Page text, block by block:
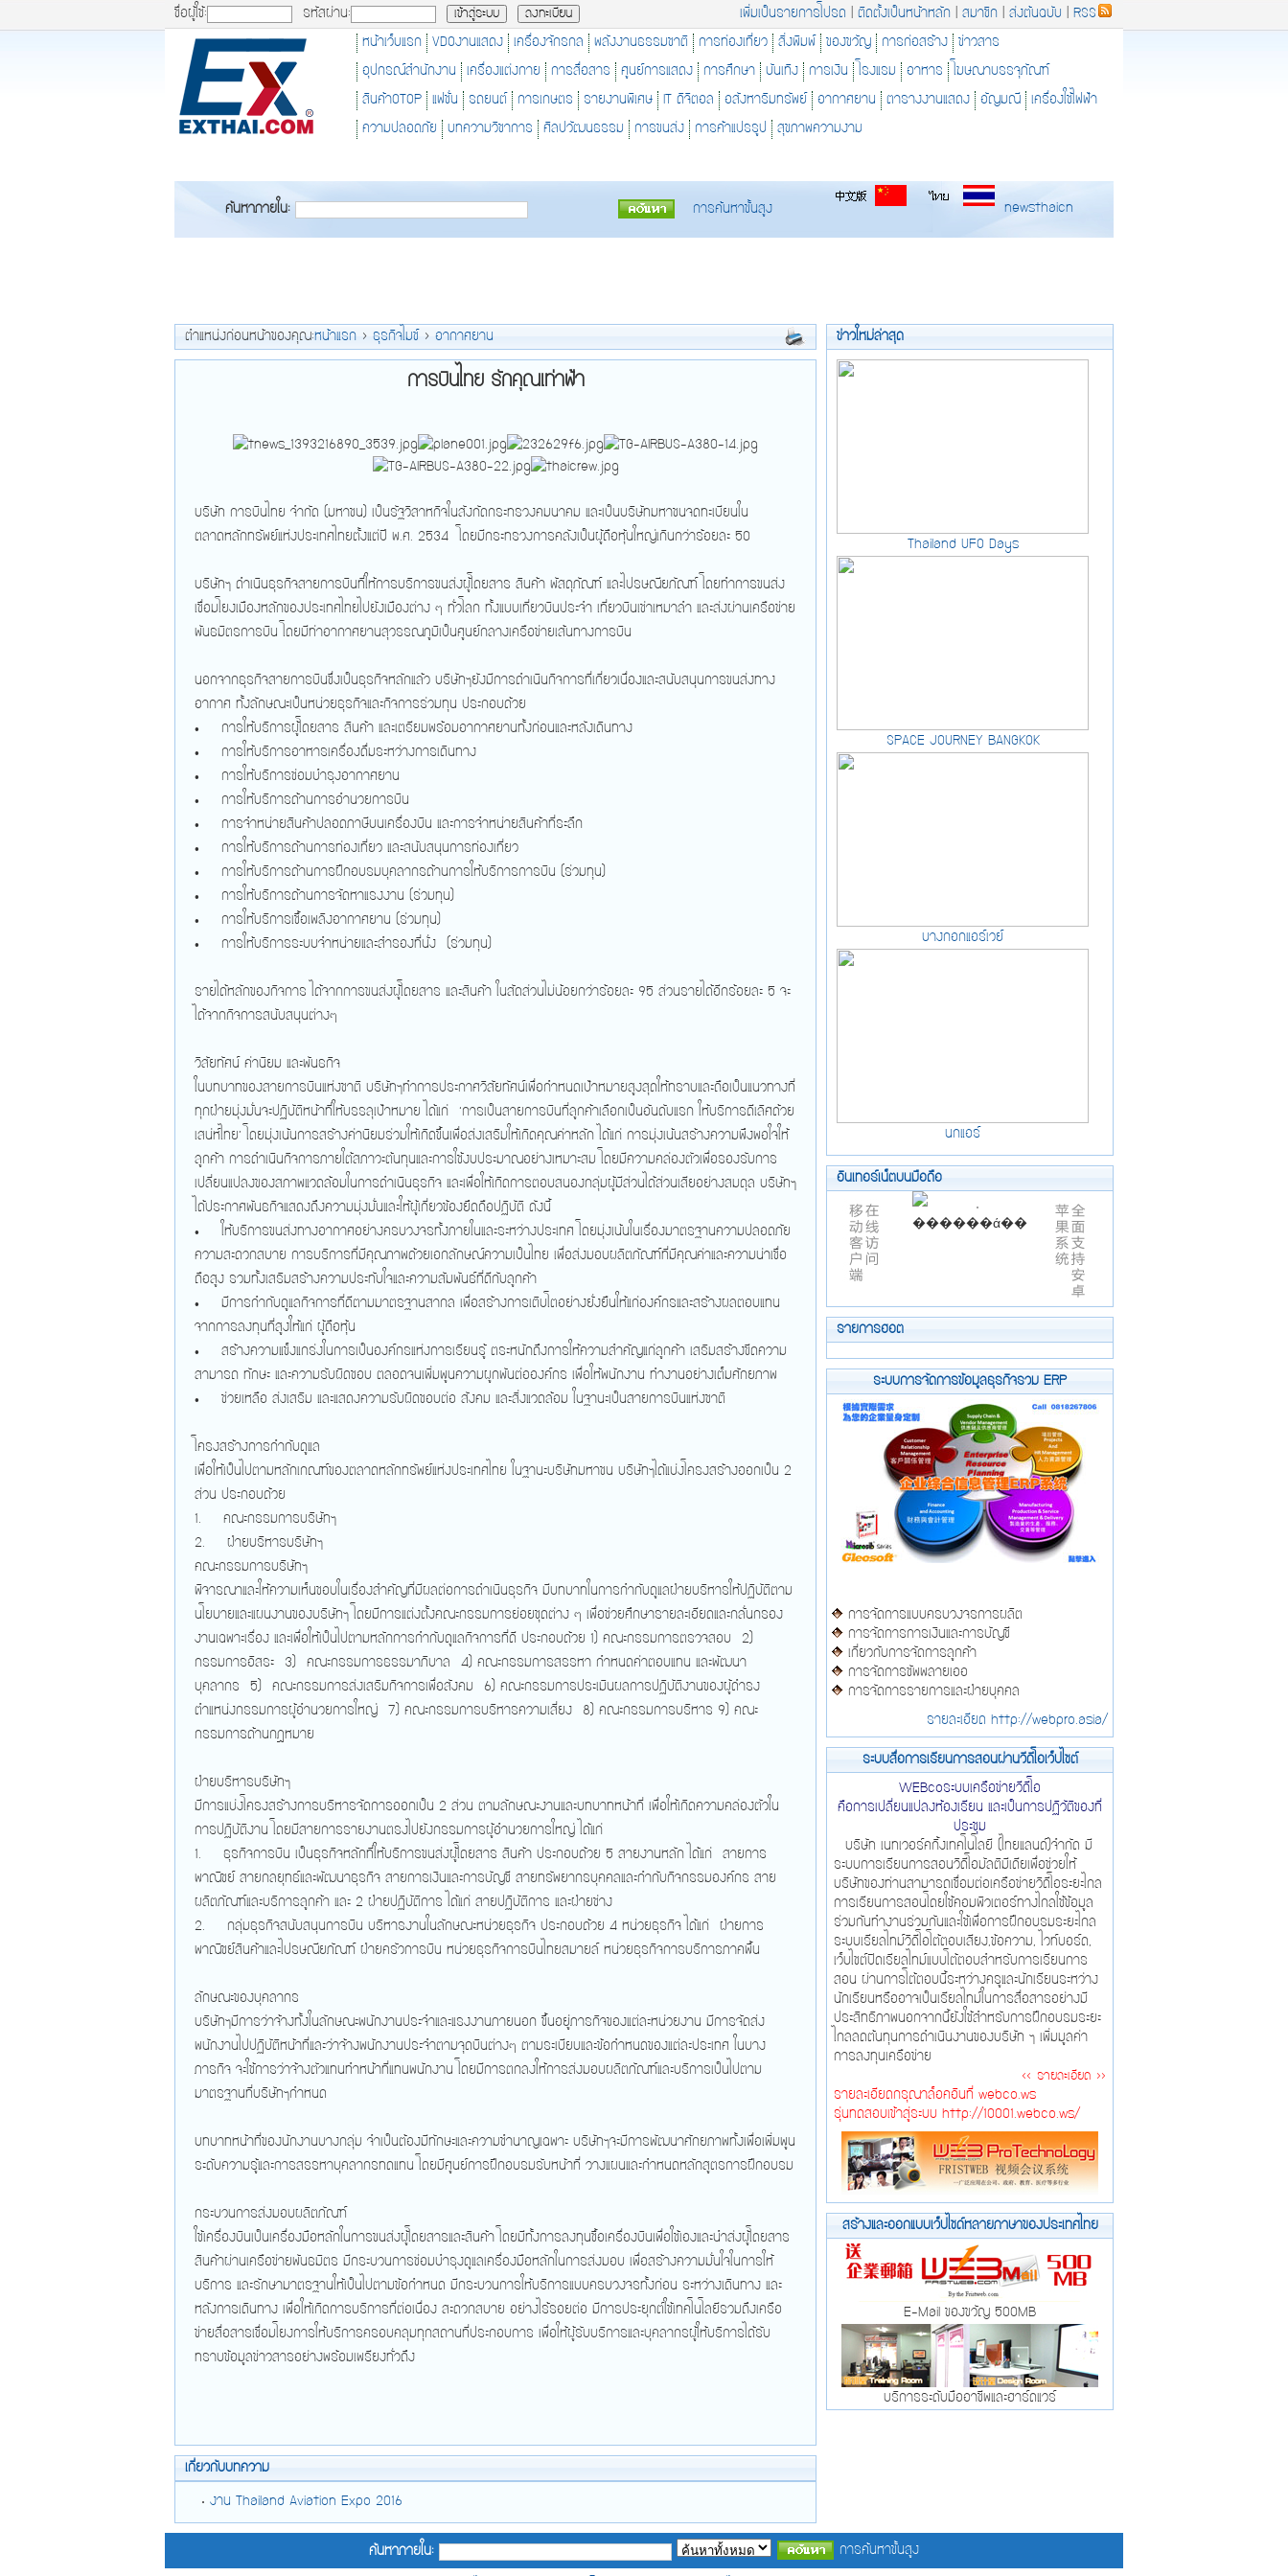
ชื่อผู้ใช้: รหัสผ่าน: เพิ่มเป็นรายการโปรด ติดตั้งเป็นหน้าหลัก สมาชิก ส่งต้นฉบับ RSS
หน้าเว็บแรก VDOงานแสดง เครื่องจักรกล พลังงานธรรมชาติ การท่องเที่ยว สิ่งพิมพ์ ของขวัญ การก่อสร้าง ข่าวสาร
อุปกรณ์สำนักงาน เครื่องแต่งกาย การสื่อสาร ศูนย์การแสดง การศึกษา บันเทิง การเงิน โรงแรม อาหาร โฆษณาบรรจุภัณฑ์
สินค้าOTOP แฟชั่น รถยนต์ การเกษตร รายงานพิเศษ IT ดิจิตอล อสังหาริมทรัพย์ อากาศยาน ตารางงานแสดง อัญมณี เครื่องใช้ไฟฟ้า
ความปลอดภัย บทความวิชาการ ศิลปวัฒนธรรม การขนส่ง การค้าแปรรูป สุขภาพความงาม
ค้นหาภายใน: การค้นหาขั้นสูง newsthaicn
ตำแหน่งก่อนหน้าของคุณ:หน้าแรก > ธุรกิจไมซ์ > อากาศยาน
การบินไทย รักคุณเท่าฟ้า
บริษัท การบินไทย จำกัด (มหาชน) เป็นรัฐวิสาหกิจในสังกัดกระทรวงคมนาคม และเป็นบริษัทมหาชนจดทะเบียนใน
ตลาดหลักทรัพย์แห่งประเทศไทยตั้งแต่ปี พ.ศ. 2534 โดยมีกระทรวงการคลังเป็นผู้ถือหุ้นใหญ่เกินกว่าร้อยละ 50
บริษัทฯ ดำเนินธุรกิจสายการบินที่ให้การบริการขนส่งผู้โดยสาร สินค้า พัสดุภัณฑ์ และไปรษณียภัณฑ์ โดยทำการขนส่ง
เชื่อมโยงเมืองหลักของประเทศไทยไปยังเมืองต่าง ๆ ทั่วโลก ทั้งแบบเที่ยวบินประจำ เที่ยวบินเช่าเหมาลำ และส่งผ่านเครือข่าย
พันธมิตรการบิน โดยมีท่าอากาศยานสุวรรณภูมิเป็นศูนย์กลางเครือข่ายเส้นทางการบิน
นอกจากธุรกิจสายการบินซึ่งเป็นธุรกิจหลักแล้ว บริษัทฯยังมีการดำเนินกิจการที่เกี่ยวเนื่องและสนับสนุนการขนส่งทาง
อากาศ ทั้งลักษณะเป็นหน่วยธุรกิจและกิจการร่วมทุน ประกอบด้วย
• การให้บริการผู้โดยสาร สินค้า และเตรียมพร้อมอากาศยานทั้งก่อนและหลังเดินทาง
• การให้บริการอาหารเครื่องดื่มระหว่างการเดินทาง
• การให้บริการซ่อมบำรุงอากาศยาน
• การให้บริการด้านการอำนวยการบิน
• การจำหน่ายสินค้าปลอดภาษีบนเครื่องบิน และการจำหน่ายสินค้าที่ระลึก
• การให้บริการด้านการท่องเที่ยว และสนับสนุนการท่องเที่ยว
• การให้บริการด้านการฝึกอบรมบุคลากรด้านการให้บริการการบิน (ร่วมทุน)
• การให้บริการด้านการจัดหาแรงงาน (ร่วมทุน)
• การให้บริการเชื้อเพลิงอากาศยาน (ร่วมทุน)
• การให้บริการระบบจำหน่ายและสำรองที่นั่ง (ร่วมทุน)
รายได้หลักของกิจการ ได้จากการขนส่งผู้โดยสาร และสินค้า ในสัดส่วนไม่น้อยกว่าร้อยละ 95 ส่วนรายได้อีกร้อยละ 5 จะ
ได้จากกิจการสนับสนุนต่างๆ
วิสัยทัศน์ ค่านิยม และพันธกิจ
ในบทบาทของสายการบินแห่งชาติ บริษัทฯทำการประกาศวิสัยทัศน์เพื่อกำหนดเป้าหมายสูงสุดให้ทราบและถือเป็นแนวทางที่
ทุกฝ่ายมุ่งมั่นจะปฏิบัติหน้าที่ให้บรรลุเป้าหมาย ได้แก่ ‘การเป็นสายการบินที่ลูกค้าเลือกเป็นอันดับแรก ให้บริการดีเลิศด้วย
เสน่ห์ไทย’ โดยมุ่งเน้นการสร้างค่านิยมร่วมให้เกิดขึ้นเพื่อส่งเสริมให้เกิดคุณค่าหลัก ได้แก่ การมุ่งเน้นสร้างความพึงพอใจให้
ลูกค้า การดำเนินกิจการภายใต้สภาวะต้นทุนและการใช้งบประมาณอย่างเหมาะสม โดยมีความคล่องตัวเพื่อรองรับการ
เปลี่ยนแปลงของสภาพแวดล้อมในการดำเนินธุรกิจ และเพื่อให้เกิดการตอบสนองกลุ่มผู้มีส่วนได้ส่วนเสียอย่างสมดุล บริษัทฯ
ได้ประกาศพันธกิจแสดงถึงความมุ่งมั่นและให้ผู้เกี่ยวข้องยึดถือปฏิบัติ ดังนี้
• ให้บริการขนส่งทางอากาศอย่างครบวงจรทั้งภายในและระหว่างประเทศ โดยมุ่งเน้นในเรื่องมาตรฐานความปลอดภัย
ความสะดวกสบาย การบริการที่มีคุณภาพด้วยเอกลักษณ์ความเป็นไทย เพื่อส่งมอบผลิตภัณฑ์ที่มีคุณค่าและความน่าเชื่อ
ถือสูง รวมทั้งเสริมสร้างความประทับใจและความสัมพันธ์ที่ดีกับลูกค้า
• มีการกำกับดูแลกิจการที่ดีตามมาตรฐานสากล เพื่อสร้างการเติบโตอย่างยั่งยืนให้แก่องค์กรและสร้างผลตอบแทน
จากการลงทุนที่สูงให้แก่ ผู้ถือหุ้น
• สร้างความแข็งแกร่งในการเป็นองค์กรแห่งการเรียนรู้ ตระหนักถึงการให้ความสำคัญแก่ลูกค้า เสริมสร้างขีดความ
สามารถ ทักษะ และความรับผิดชอบ ตลอดจนเพิ่มพูนความผูกพันต่อองค์กร เพื่อให้พนักงาน ทำงานอย่างเต็มศักยภาพ
• ช่วยเหลือ ส่งเสริม และแสดงความรับผิดชอบต่อ สังคม และสิ่งแวดล้อม ในฐานะเป็นสายการบินแห่งชาติ
โครงสร้างการกำกับดูแล
เพื่อให้เป็นไปตามหลักเกณฑ์ของตลาดหลักทรัพย์แห่งประเทศไทย ในฐานะบริษัทมหาชน บริษัทฯได้แบ่งโครงสร้างออกเป็น 2
ส่วน ประกอบด้วย
1. คณะกรรมการบริษัทฯ
2. ฝ่ายบริหารบริษัทฯ
คณะกรรมการบริษัทฯ
พิจารณาและให้ความเห็นชอบในเรื่องสำคัญที่มีผลต่อการดำเนินธุรกิจ มีบทบาทในการกำกับดูแลฝ่ายบริหารให้ปฏิบัติตาม
นโยบายและแผนงานของบริษัทฯ โดยมีการแต่งตั้งคณะกรรมการย่อยชุดต่าง ๆ เพื่อช่วยศึกษารายละเอียดและกลั่นกรอง
งานเฉพาะเรื่อง และเพื่อให้เป็นไปตามหลักการกำกับดูแลกิจการที่ดี ประกอบด้วย 1) คณะกรรมการตรวจสอบ 2)
กรรมการอิสระ 3) คณะกรรมการธรรมาภิบาล 4) คณะกรรมการสรรหา กำหนดค่าตอบแทน และพัฒนา
บุคลากร 5) คณะกรรมการส่งเสริมกิจการเพื่อสังคม 6) คณะกรรมการประเมินผลการปฏิบัติงานของผู้ดำรง
ตำแหน่งกรรมการผู้อำนวยการใหญ่ 7) คณะกรรมการบริหารความเสี่ยง 8) คณะกรรมการบริหาร 9) คณะ
กรรมการด้านกฎหมาย
ฝ่ายบริหารบริษัทฯ
มีการแบ่งโครงสร้างการบริหารจัดการออกเป็น 2 ส่วน ตามลักษณะงานและบทบาทหน้าที่ เพื่อให้เกิดความคล่องตัวใน
การปฏิบัติงาน โดยมีสายการรายงานตรงไปยังกรรมการผู้อำนวยการใหญ่ ได้แก่
1. ธุรกิจการบิน เป็นธุรกิจหลักที่ให้บริการขนส่งผู้โดยสาร สินค้า ประกอบด้วย 5 สายงานหลัก ได้แก่ สายการ
พาณิชย์ สายกลยุทธ์และพัฒนาธุรกิจ สายการเงินและการบัญชี สายทรัพยากรบุคคลและกำกับกิจกรรมองค์กร สาย
ผลิตภัณฑ์และบริการลูกค้า และ 2 ฝ่ายปฏิบัติการ ได้แก่ สายปฏิบัติการ และฝ่ายช่าง
2. กลุ่มธุรกิจสนับสนุนการบิน บริหารงานในลักษณะหน่วยธุรกิจ ประกอบด้วย 4 หน่วยธุรกิจ ได้แก่ ฝ่ายการ
พาณิชย์สินค้าและไปรษณียภัณฑ์ ฝ่ายครัวการบิน หน่วยธุรกิจการบินไทยสมายล์ หน่วยธุรกิจการบริการภาคพื้น
ลักษณะของบุคลากร
บริษัทฯมีการว่าจ้างทั้งในลักษณะพนักงานประจำและแรงงานภายนอก ขึ้นอยู่ภารกิจของแต่ละหน่วยงาน มีการจัดส่ง
พนักงานไปปฏิบัติหน้าที่และว่าจ้างพนักงานประจำตามจุดบินต่างๆ ตามระเบียบและข้อกำหนดของแต่ละประเทศ ในบาง
ภารกิจ จะใช้การว่าจ้างตัวแทนทำหน้าที่แทนพนักงาน โดยมีการตกลงให้การส่งมอบผลิตภัณฑ์และบริการเป็นไปตาม
มาตรฐานที่บริษัทฯกำหนด
บทบาทหน้าที่ของนักงานบางกลุ่ม จำเป็นต้องมีทักษะและความชำนาญเฉพาะ บริษัทฯจะมีการพัฒนาศักยภาพทั้งเพื่อเพิ่มพูน
ระดับความรู้และการสรรหาบุคลากรทดแทน โดยมีศูนย์การฝึกอบรมรับหน้าที่ วางแผนและกำหนดหลักสูตรการฝึกอบรม
กระบวนการส่งมอบผลิตภัณฑ์
ใช้เครื่องบินเป็นเครื่องมือหลักในการขนส่งผู้โดยสารและสินค้า โดยมีทั้งการลงทุนซื้อเครื่องบินเพื่อใช้เองและนำส่งผู้โดยสาร
สินค้าผ่านเครือข่ายพันธมิตร มีกระบวนการซ่อมบำรุงดูแลเครื่องมือหลักในการส่งมอบ เพื่อสร้างความมั่นใจในการให้
บริการ และรักษามาตรฐานให้เป็นไปตามข้อกำหนด มีกระบวนการให้บริการแบบครบวงจรทั้งก่อน ระหว่างเดินทาง และ
หลังการเดินทาง เพื่อให้เกิดการบริการที่ต่อเนื่อง สะดวกสบาย อย่างไร้รอยต่อ มีการประยุกต์ใช้เทคโนโลยีรวมถึงเครือ
ข่ายสื่อสารเชื่อมโยงการให้บริการครอบคลุมทุกสถานที่ประกอบการ เพื่อให้ผู้รับบริการและบุคลากรผู้ให้บริการได้รับ
ทราบข้อมูลข่าวสารอย่างพร้อมเพรียงทั่วถึง
เกี่ยวกับบทความ
งาน Thailand Aviation Expo 2016
ข่าวใหม่ล่าสุด
Thailand UFO Days
SPACE JOURNEY BANGKOK
บางกอกแอร์เวย์
นกแอร์
อินเทอร์เน็ตบนมือถือ
รายการฮอต
ระบบการจัดการข้อมูลธุรกิจรวม ERP
การจัดการแบบครบวงจรการผลิต
การจัดการการเงินและการบัญชี
เกี่ยวกับการจัดการลูกค้า
การจัดการซัพพลายเออ
การจัดการรายการและฝ่ายบุคคล
รายละเอียด http://webpro.asia/
ระบบสื่อการเรียนการสอนผ่านวีดีโอเว็ปไซต์
WEBcoระบบเครือข่ายวีดีโอ
คือการเปลี่ยนแปลงห้องเรียน และเป็นการปฏิวัติของที่
ประชุม
บริษัท เนทเวอร์คกิ้งเทคโนโลยี (ไทยแลนด์)จำกัด มี
ระบบการเรียนการสอนวิดีโอมัลติมีเดียเพื่อช่วยให้
บริษัทของท่านสามารถเชื่อมต่อเครือข่ายวิดีโอระยะไกล
การเรียนการสอนโดยใช้คอมพิวเตอร์ทางไกลใช้ข้อมูล
ร่วมกันทำงานร่วมกันและใช้เพื่อการฝึกอบรมระยะไกล
ระบบเรียลไทม์วิดีโอโต้ตอบเสียง,ข้อความ, ไวท์บอร์ด,
เว็บไซต์ปิดเรียลไทม์แบบโต้ตอบสำหรับการเรียนการ
สอน ผ่านการโต้ตอบนี้ระหว่างครูและนักเรียนระหว่าง
นักเรียนหรืออาจเป็นเรียลไทม์ในการสื่อสารอย่างมี
ประสิทธิภาพนอกจากนี้ยังใช้สำหรับการฝึกอบรมระยะ
ไกลลดต้นทุนการดำเนินงานของบริษัท ฯ เพิ่มมูลค่า
การลงทุนเครือข่าย
<< รายละเอียด >>
รายละเอียดกรุณาล็อคอินที่ webco.ws
รุ่นทดสอบเข้าสู่ระบบ http://10001.webco.ws/
สร้างและออกแบบเว็ปไซด์หลายภาษาของประเทศไทย
E-Mail ของขวัญ 500MB
บริการระดับมืออาชีพและฮาร์ดแวร์
ค้นหาภายใน: การค้นหาขั้นสูง